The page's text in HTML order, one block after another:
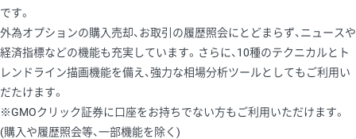
です。
外為オプションの購入売却、お取引の履歴照会にとどまらず、ニュースや
経済指標などの機能も充実しています。さらに、10種のテクニカルとト
レンドライン描画機能を備え、強力な相場分析ツールとしてもご利用い
だたけます。
※GMOクリック証券に口座をお持ちでない方もご利用いただけます。
(購入や履歴照会等、一部機能を除く)